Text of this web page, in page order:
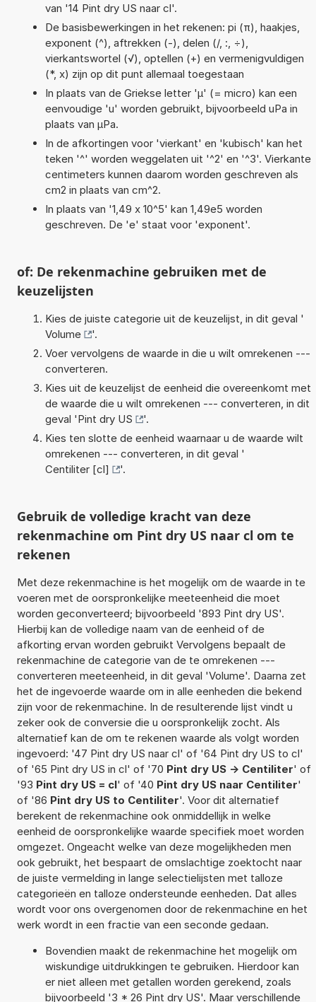
van '14 Pint dry US naar cl'.
De basisbewerkingen in het rekenen: pi (π), haakjes,
exponent (^), aftrekken (-), delen (/, :, ÷),
vierkantswortel (√), optellen (+) en vermenigvuldigen
(*, x) zijn op dit punt allemaal toegestaan
In plaats van de Griekse letter 'µ' (= micro) kan een
eenvoudige 'u' worden gebruikt, bijvoorbeeld uPa in
plaats van µPa.
In de afkortingen voor 'vierkant' en 'kubisch' kan het
teken '^' worden weggelaten uit '^2' en '^3'. Vierkante
centimeters kunnen daarom worden geschreven als
cm2 in plaats van cm^2.
In plaats van '1,49 x 10^5' kan 1,49e5 worden
geschreven. De 'e' staat voor 'exponent'.
of: De rekenmachine gebruiken met de
keuzelijsten
Kies de juiste categorie uit de keuzelijst, in dit geval '
Volume
'.
Voer vervolgens de waarde in die u wilt omrekenen ---
converteren.
Kies uit de keuzelijst de eenheid die overeenkomt met
de waarde die u wilt omrekenen --- converteren, in dit
geval 'Pint dry US
'.
Kies ten slotte de eenheid waarnaar u de waarde wilt
omrekenen --- converteren, in dit geval '
Centiliter [cl]
'.
Gebruik de volledige kracht van deze
rekenmachine om Pint dry US naar cl om te
rekenen
Met deze rekenmachine is het mogelijk om de waarde in te
voeren met de oorspronkelijke meeteenheid die moet
worden geconverteerd; bijvoorbeeld '893 Pint dry US'.
Hierbij kan de volledige naam van de eenheid of de
afkorting ervan worden gebruikt Vervolgens bepaalt de
rekenmachine de categorie van de te omrekenen ---
converteren meeteenheid, in dit geval 'Volume'. Daarna zet
het de ingevoerde waarde om in alle eenheden die bekend
zijn voor de rekenmachine. In de resulterende lijst vindt u
zeker ook de conversie die u oorspronkelijk zocht. Als
alternatief kan de om te rekenen waarde als volgt worden
ingevoerd: '47 Pint dry US naar cl' of '64 Pint dry US to cl'
of '65 Pint dry US in cl' of '70 Pint dry US -> Centiliter' of
'93 Pint dry US = cl' of '40 Pint dry US naar Centiliter'
of '86 Pint dry US to Centiliter'. Voor dit alternatief
berekent de rekenmachine ook onmiddellijk in welke
eenheid de oorspronkelijke waarde specifiek moet worden
omgezet. Ongeacht welke van deze mogelijkheden men
ook gebruikt, het bespaart de omslachtige zoektocht naar
de juiste vermelding in lange selectielijsten met talloze
categorieën en talloze ondersteunde eenheden. Dat alles
wordt voor ons overgenomen door de rekenmachine en het
werk wordt in een fractie van een seconde gedaan.
Bovendien maakt de rekenmachine het mogelijk om
wiskundige uitdrukkingen te gebruiken. Hierdoor kan
er niet alleen met getallen worden gerekend, zoals
bijvoorbeeld '3 * 26 Pint dry US'. Maar verschillende